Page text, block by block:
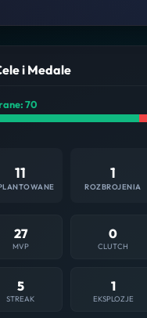
i Medale
70
11 1
ROZBROJENIA
27
MVP
0
CLUTCH
5
STREAK
1
EKSPLOZJE